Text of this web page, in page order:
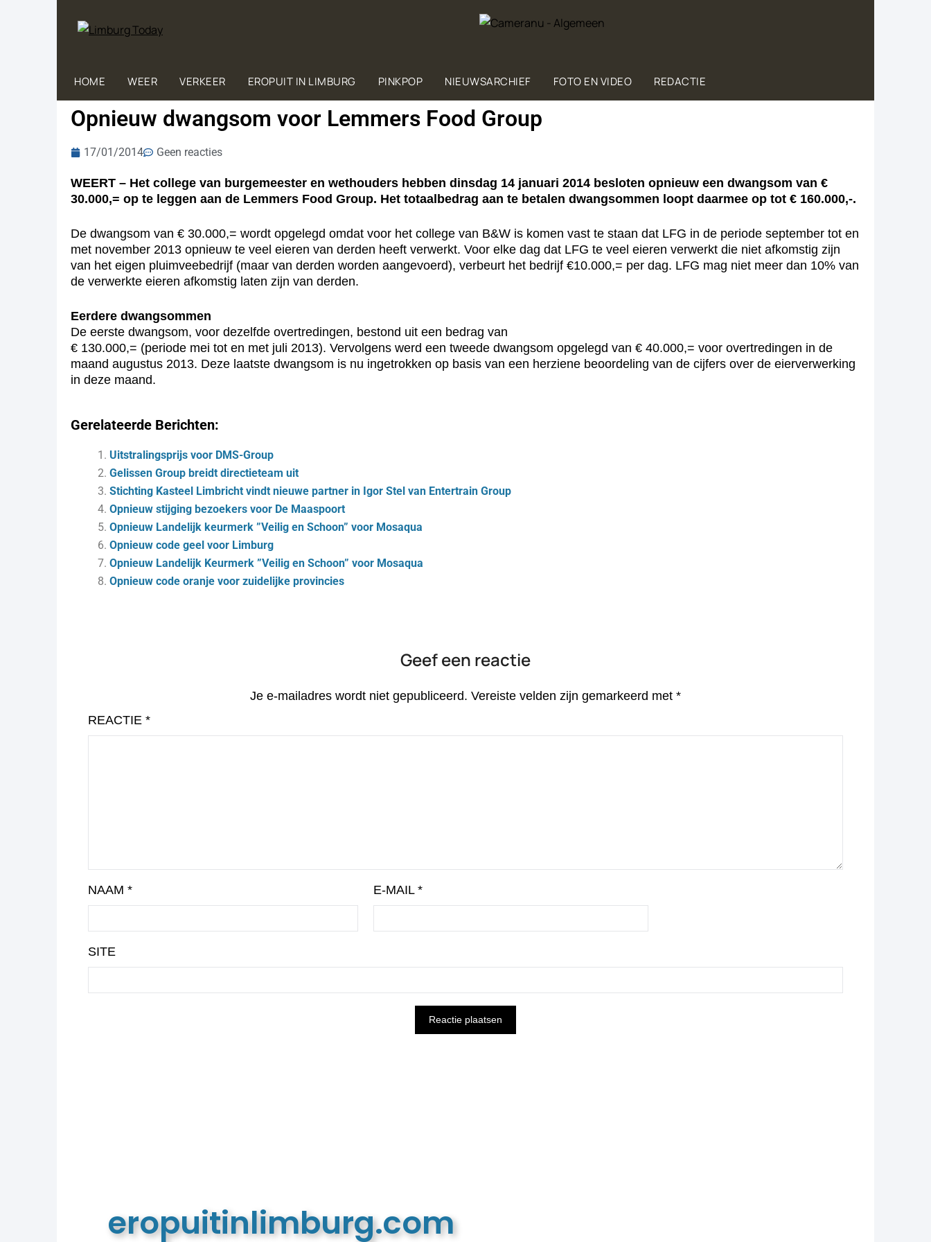
HOME WEER VERKEER EROPUIT IN LIMBURG PINKPOP NIEUWSARCHIEF FOTO EN VIDEO REDACTIE
Opnieuw dwangsom voor Lemmers Food Group
17/01/2014 Geen reacties
WEERT – Het college van burgemeester en wethouders hebben dinsdag 14 januari 2014 besloten opnieuw een dwangsom van €
30.000,= op te leggen aan de Lemmers Food Group. Het totaalbedrag aan te betalen dwangsommen loopt daarmee op tot € 160.000,-.
De dwangsom van € 30.000,= wordt opgelegd omdat voor het college van B&W is komen vast te staan dat LFG in de periode september tot en
met november 2013 opnieuw te veel eieren van derden heeft verwerkt. Voor elke dag dat LFG te veel eieren verwerkt die niet afkomstig zijn
van het eigen pluimveebedrijf (maar van derden worden aangevoerd), verbeurt het bedrijf €10.000,= per dag. LFG mag niet meer dan 10% van
de verwerkte eieren afkomstig laten zijn van derden.
Eerdere dwangsommen
De eerste dwangsom, voor dezelfde overtredingen, bestond uit een bedrag van
€ 130.000,= (periode mei tot en met juli 2013). Vervolgens werd een tweede dwangsom opgelegd van € 40.000,= voor overtredingen in de
maand augustus 2013. Deze laatste dwangsom is nu ingetrokken op basis van een herziene beoordeling van de cijfers over de eierverwerking
in deze maand.
Gerelateerde Berichten:
Uitstralingsprijs voor DMS-Group
Gelissen Group breidt directieteam uit
Stichting Kasteel Limbricht vindt nieuwe partner in Igor Stel van Entertrain Group
Opnieuw stijging bezoekers voor De Maaspoort
Opnieuw Landelijk keurmerk ”Veilig en Schoon” voor Mosaqua
Opnieuw code geel voor Limburg
Opnieuw Landelijk Keurmerk ”Veilig en Schoon” voor Mosaqua
Opnieuw code oranje voor zuidelijke provincies
Geef een reactie
Je e-mailadres wordt niet gepubliceerd. Vereiste velden zijn gemarkeerd met *
REACTIE *
NAAM * E-MAIL *
SITE
eropuitinlimburg.com